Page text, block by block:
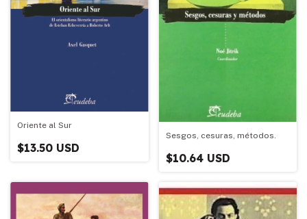
Oriente al Sur
$13.50 USD
Sesgos, cesuras, métodos.
$10.64 USD